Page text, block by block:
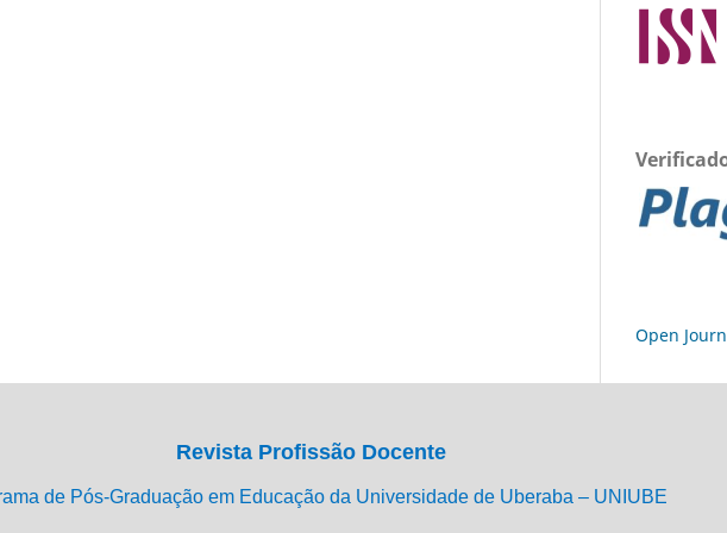
Open
Revista Profissão Docente
de Pós-Graduação em Educação da Universidade de Uberaba – UNIUBE